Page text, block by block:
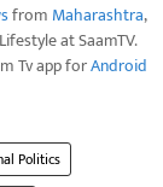
from Maharashtra,
at SaamTV.
Tv app forAndroid
Politics